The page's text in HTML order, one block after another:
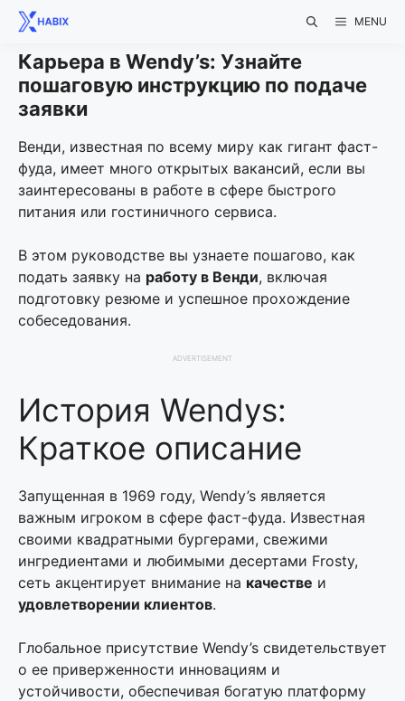
Skip
content
MENU
Карьера в Wendy’s: Узнайте
пошаговую инструкцию по подаче
заявки
Венди, известная по всему миру как гигант фаст-
фуда, имеет много открытых вакансий, если вы
заинтересованы в работе в сфере быстрого
питания или гостиничного сервиса.
В этом руководстве вы узнаете пошагово, как
подать заявку на работу в Венди, включая
подготовку резюме и успешное прохождение
собеседования.
ADVERTISEMENT
История Wendys:
Краткое описание
Запущенная в 1969 году, Wendy’s является
важным игроком в сфере фаст-фуда. Известная
своими квадратными бургерами, свежими
ингредиентами и любимыми десертами Frosty,
сеть акцентирует внимание на качестве и
удовлетворении клиентов.
Глобальное присутствие Wendy’s свидетельствует
о ее приверженности инновациям и
устойчивости, обеспечивая богатую платформу